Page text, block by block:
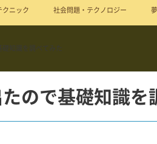
クニック 社会問題・テクノロジー
知識を調べてみた
ので基礎知識を